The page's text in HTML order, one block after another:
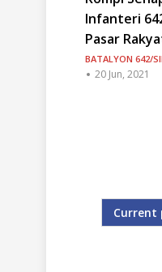
Infanteri
Pasar
BATALYON 642/
20 Jun, 2021
Current